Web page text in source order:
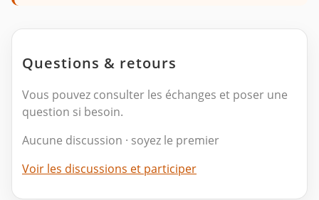
Questions & retours
Vous pouvez consulter les échanges et poser une
question si besoin.
Aucune discussion · soyez le premier
Voir les discussions et participer